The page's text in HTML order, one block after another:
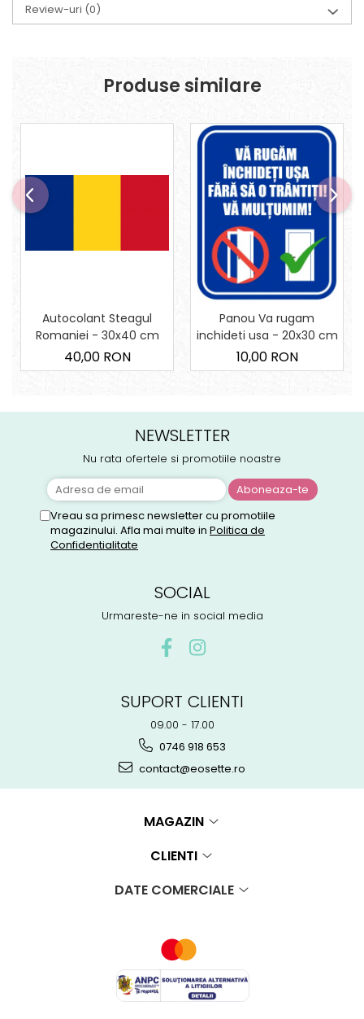
Review-uri (0)
Produse similare
Autocolant Steagul
Romaniei - 30x40 cm
40,00 RON
Panou Va rugam
inchideti usa - 20x30 cm
10,00 RON
NEWSLETTER
Nu rata ofertele si promotiile noastre
Vreau sa primesc newsletter cu promotiile
magazinului. Afla mai multe in Politica de
Confidentialitate
SOCIAL
Urmareste-ne in social media
SUPORT CLIENTI
09.00 - 17.00
0746 918 653
contact@eosette.ro
MAGAZIN
CLIENTI
DATE COMERCIALE